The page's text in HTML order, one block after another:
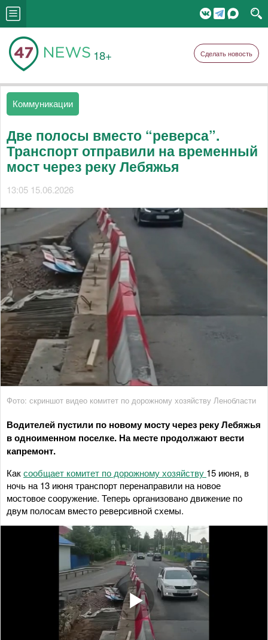
18+ Сделать новость
Коммуникации
Две полосы вместо “реверса”.
Транспорт отправили на временный
мост через реку Лебяжья
13:05 15.06.2026
Фото: скриншот видео комитет по дорожному хозяйству Ленобласти
Водителей пустили по новому мосту через реку Лебяжья
в одноименном поселке. На месте продолжают вести
капремонт.
Каксообщает комитет по дорожному хозяйству 15 июня, в
ночь на 13 июня транспорт перенаправили на новое
мостовое сооружение. Теперь организовано движение по
двум полосам вместо реверсивной схемы.